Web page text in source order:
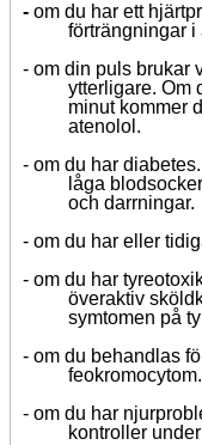
- om du har ett
förträngningar i
- om din puls brukar
ytterligare. Om
minut kommer
atenolol.
- om du har diabetes.
låga
och darrningar.
- om du har eller
- om du har
överaktiv
symtomen på
- om du behandlas
feokromocytom.
- om du har
kontroller